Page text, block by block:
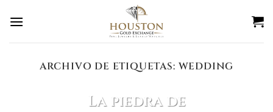
ARCHIVO DE ETIQUETAS: WEDDING
La piedra de